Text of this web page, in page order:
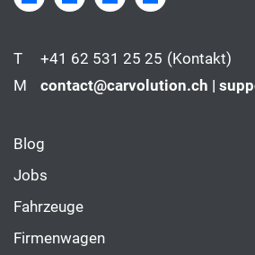
T +41 62 531 25 25 (Kontakt)
M
contact@carvolution.ch |
Blog
Jobs
Fahrzeuge
Firmenwagen